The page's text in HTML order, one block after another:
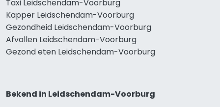
Taxi Leidschendam-Voorburg
Kapper Leidschendam-Voorburg
Gezondheid Leidschendam-Voorburg
Afvallen Leidschendam-Voorburg
Gezond eten Leidschendam-Voorburg
Bekend in Leidschendam-Voorburg